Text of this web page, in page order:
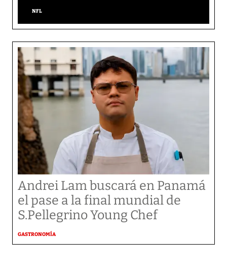
NFL
Andrei Lam buscará en Panamá
el pase a la final mundial de
S.Pellegrino Young Chef
GASTRONOMÍA